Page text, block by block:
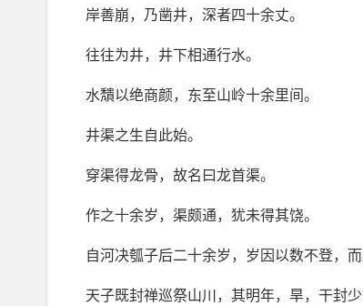
岸善崩，乃凿井，深者四十余丈。
往往为井，井下相通行水。
水穨以绝商颜，东至山岭十余里间。
井渠之生自此始。
穿渠得龙骨，故名曰龙首渠。
作之十余岁，渠颇通，犹未得其饶。
自河决瓠子后二十余岁，岁因以数不登，而
天子既封禅巡祭山川，其明年，旱，干封少